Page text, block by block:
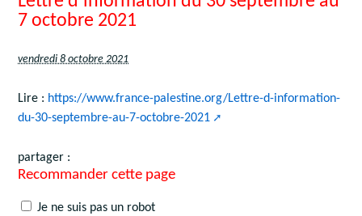
7 octobre 2021
vendredi 8 octobre 2021
Lire : https://www.france-palestine.org/Lettre-d-information-
du-30-septembre-au-7-octobre-2021
partager :
Recommander cette page
Je ne suis pas un robot